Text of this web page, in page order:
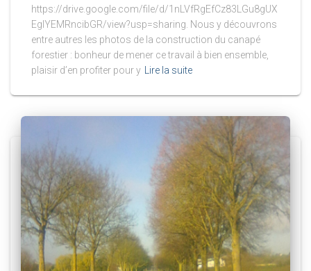
https://drive.google.com/file/d/1nLVfRgEfCz83LGu8gUX
EgIYEMRncibGR/view?usp=sharing. Nous y découvrons
entre autres les photos de la construction du canapé
forestier : bonheur de mener ce travail à bien ensemble,
plaisir d’en profiter pour y Lire la suite